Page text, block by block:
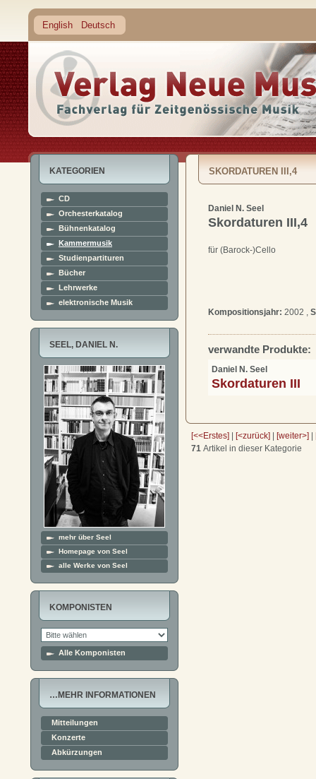
English Deutsch
KATEGORIEN
CD
Orchesterkatalog
Bühnenkatalog
Kammermusik
Studienpartituren
Bücher
Lehrwerke
elektronische Musik
SEEL, DANIEL N.
mehr über Seel
Homepage von Seel
alle Werke von Seel
KOMPONISTEN
Alle Komponisten
…MEHR INFORMATIONEN
Mitteilungen
Konzerte
Abkürzungen
SKORDATUREN III,4
Daniel N. Seel
Skordaturen III,4
für (Barock-)Cello
Kompositionsjahr: 2002 ,
verwandte Produkte:
Daniel N. Seel
Skordaturen III
[<<Erstes] | [<zurück] | [weiter>] |
71 Artikel in dieser Kategorie